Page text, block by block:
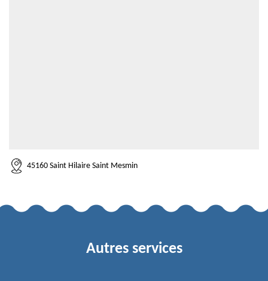
45160 Saint Hilaire Saint Mesmin
Autres services